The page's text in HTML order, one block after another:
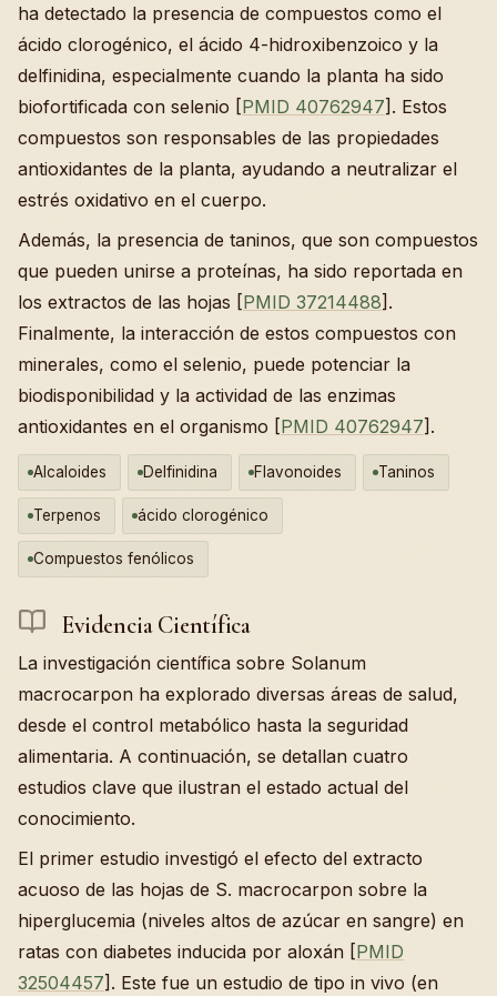
ha detectado la presencia de compuestos como el
ácido clorogénico, el ácido 4-hidroxibenzoico y la
delfinidina, especialmente cuando la planta ha sido
biofortificada con selenio [PMID 40762947]. Estos
compuestos son responsables de las propiedades
antioxidantes de la planta, ayudando a neutralizar el
estrés oxidativo en el cuerpo.
Además, la presencia de taninos, que son compuestos
que pueden unirse a proteínas, ha sido reportada en
los extractos de las hojas [PMID 37214488].
Finalmente, la interacción de estos compuestos con
minerales, como el selenio, puede potenciar la
biodisponibilidad y la actividad de las enzimas
antioxidantes en el organismo [PMID 40762947].
Alcaloides Delfinidina Flavonoides Taninos
Terpenos ácido clorogénico
Compuestos fenólicos
Evidencia Científica
La investigación científica sobre Solanum
macrocarpon ha explorado diversas áreas de salud,
desde el control metabólico hasta la seguridad
alimentaria. A continuación, se detallan cuatro
estudios clave que ilustran el estado actual del
conocimiento.
El primer estudio investigó el efecto del extracto
acuoso de las hojas de S. macrocarpon sobre la
hiperglucemia (niveles altos de azúcar en sangre) en
ratas con diabetes inducida por aloxán [PMID
32504457]. Este fue un estudio de tipo in vivo (en